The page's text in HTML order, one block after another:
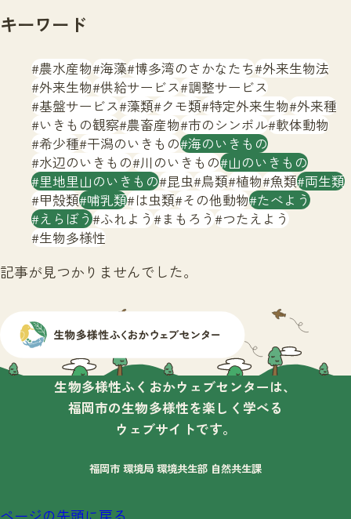
文字サイズ 小 中 大
生物多様性ふくおかウェブセンターとは
サイトマップ
キーワード
農水産物 海藻 博多湾のさかなたち 外来生物法
外来生物 供給サービス 調整サービス
基盤サービス 藻類 クモ類 特定外来生物 外来種
いきもの観察 農畜産物 市のシンボル 軟体動物
希少種 干潟のいきもの 海のいきもの
水辺のいきもの 川のいきもの 山のいきもの
里地里山のいきもの 昆虫 鳥類 植物 魚類 両生類
甲殻類 哺乳類 は虫類 その他動物 たべよう
えらぼう ふれよう まもろう つたえよう
生物多様性
記事が見つかりませんでした。
生物多様性ふくおかウェブセンターは、
福岡市の生物多様性を楽しく学べる
ウェブサイトです。
福岡市 環境局 環境共生部 自然共生課